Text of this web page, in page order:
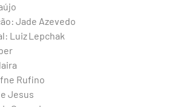
Jade Azevedo
Luiz Lepchak
Rufino
Jesus